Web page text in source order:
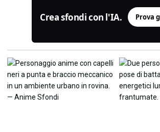
Crea sfondi con l'IA. Prova